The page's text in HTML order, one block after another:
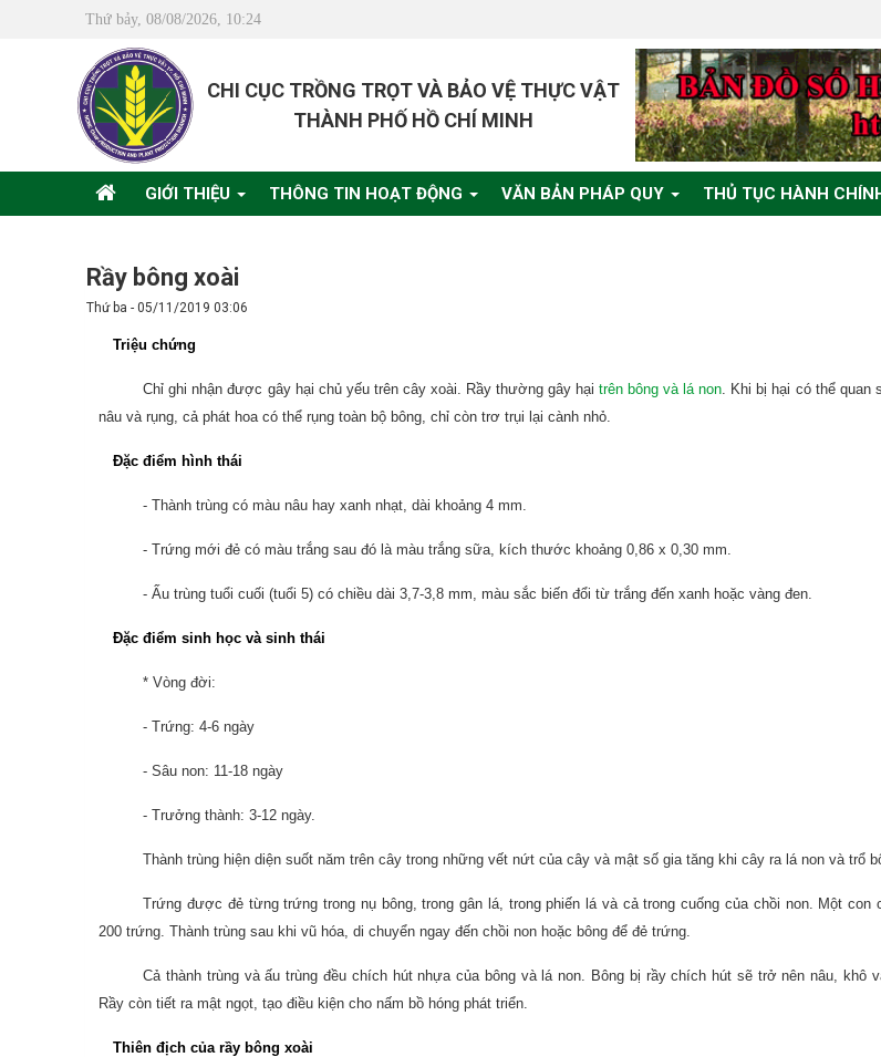
Thứ bảy, 08/08/2026, 10:24
CHI CỤC TRỒNG TRỌT VÀ BẢO VỆ THỰC VẬT
THÀNH PHỐ HỒ CHÍ MINH
GIỚI THIỆU THÔNG TIN HOẠT ĐỘNG VĂN BẢN PHÁP QUY THỦ TỤC HÀNH
Rầy bông xoài
Thứ ba - 05/11/2019 03:06
Triệu chứng
Chỉ ghi nhận được gây hại chủ yếu trên cây xoài. Rầy thường gây hạitrên bông và lá non . Khi bị hại có thể quan
nâu và rụng, cả phát hoa có thể rụng toàn bộ bông, chỉ còn trơ trụi lại cành nhỏ.
Đặc điểm hình thái
- Thành trùng có màu nâu hay xanh nhạt, dài khoảng 4 mm.
- Trứng mới đẻ có màu trắng sau đó là màu trắng sữa, kích thước khoảng 0,86 x 0,30 mm.
- Ấu trùng tuổi cuối (tuổi 5) có chiều dài 3,7-3,8 mm, màu sắc biến đổi từ trắng đến xanh hoặc vàng đen.
Đặc điểm sinh học và sinh thái
* Vòng đời:
- Trứng: 4-6 ngày
- Sâu non: 11-18 ngày
- Trưởng thành: 3-12 ngày.
Thành trùng hiện diện suốt năm trên cây trong những vết nứt của cây và mật số gia tăng khi cây ra lá non và trổ
Trứng được đẻ từng trứng trong nụ bông, trong gân lá, trong phiến lá và cả trong cuống của chồi non. Một con
200 trứng. Thành trùng sau khi vũ hóa, di chuyển ngay đến chồi non hoặc bông để đẻ trứng.
Cả thành trùng và ấu trùng đều chích hút nhựa của bông và lá non. Bông bị rầy chích hút sẽ trở nên nâu, khô
Rầy còn tiết ra mật ngọt, tạo điều kiện cho nấm bồ hóng phát triển.
Thiên địch của rầy bông xoài